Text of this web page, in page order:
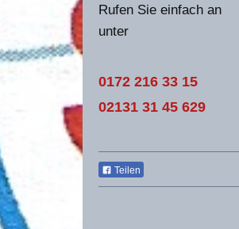
Rufen Sie einfach an
unter
0172 216 33 15
02131 31 45 629
Teilen